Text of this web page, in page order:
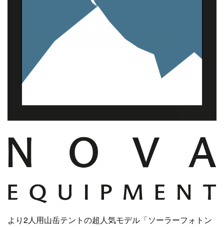
より2人用山岳テントの超人気モデル「ソーラーフォトン